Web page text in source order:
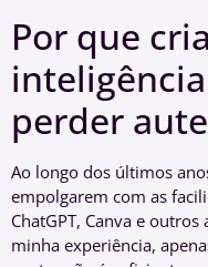
Por que
perder
Ao longo dos últimos
empolgarem com as
ChatGPT, Canva e
minha experiência,